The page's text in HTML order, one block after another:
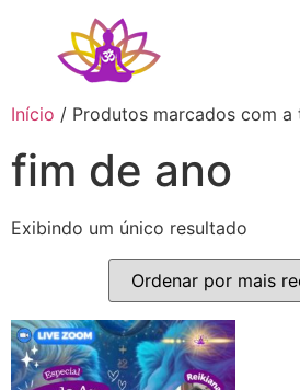
Início / Produtos marcados com a
fim de ano
Exibindo um único resultado